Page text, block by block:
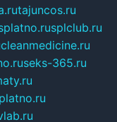
tajuncos.ru
splclub.ru
cleanmedicine.ru
seks-365.ru